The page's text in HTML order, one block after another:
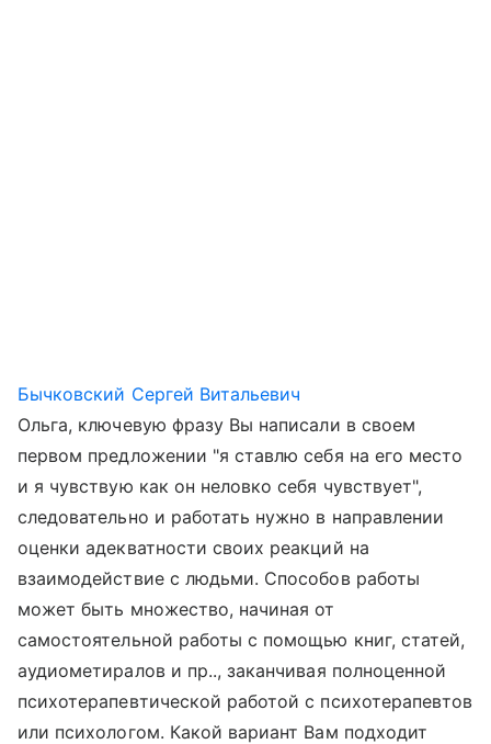
Бычковский Сергей Витальевич
Ольга, ключевую фразу Вы написали в своем
первом предложении "я ставлю себя на его место
и я чувствую как он неловко себя чувствует",
следовательно и работать нужно в направлении
оценки адекватности своих реакций на
взаимодействие с людьми. Способов работы
может быть множество, начиная от
самостоятельной работы с помощью книг, статей,
аудиометиралов и пр.., заканчивая полноценной
психотерапевтической работой с психотерапевтов
или психологом. Какой вариант Вам подходит